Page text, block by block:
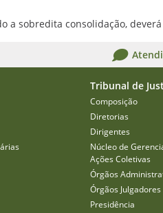
a sobredita consolidação,
Tribunal de
Composição
Diretorias
Dirigentes
Núcleo de
Ações Coletivas
Órgãos
Órgãos Julgadores
Presidência